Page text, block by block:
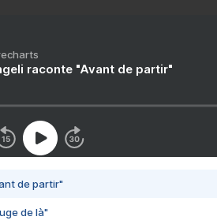
raconte "Avant de partir"
de partir"
de là"